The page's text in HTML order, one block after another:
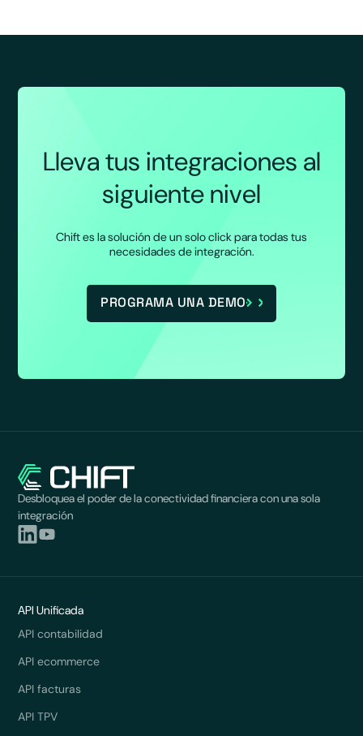
Lleva tus integraciones al
siguiente nivel
Chift es la solución de un solo click para todas tus
necesidades de integración.
PROGRAMA UNA DEMO
Desbloquea el poder de la conectividad financiera con una sola
integración
API Unificada
API contabilidad
API ecommerce
API facturas
API TPV